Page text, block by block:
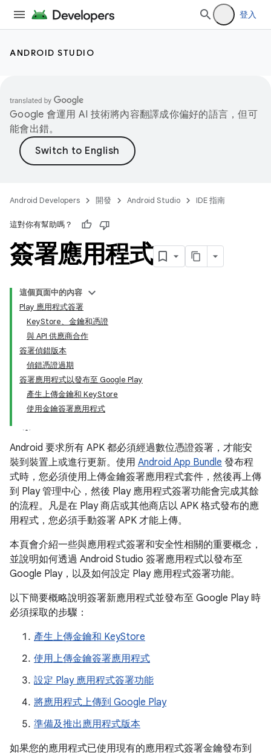
登入
ANDROID STUDIO
Google 會運用 AI 技術將內容翻譯成你偏好的語言，但可
能會出錯。
Android Developers 開發 Android Studio IDE 指南
這對你有幫助嗎？
簽署應用程式
這個頁面中的內容
Play 應用程式簽署
KeyStore、金鑰和憑證
與 API 供應商合作
簽署偵錯版本
偵錯憑證過期
簽署應用程式以發布至 Google Play
產生上傳金鑰和 KeyStore
使用金鑰簽署應用程式
Android 要求所有 APK 都必須經過數位憑證簽署，才能安
裝到裝置上或進行更新。使用 Android App Bundle 發布程
式時，您必須使用上傳金鑰簽署應用程式套件，然後再上傳
到 Play 管理中心，然後 Play 應用程式簽署功能會完成其餘
的流程。凡是在 Play 商店或其他商店以 APK 格式發布的應
用程式，您必須手動簽署 APK 才能上傳。
本頁會介紹一些與應用程式簽署和安全性相關的重要概念，
並說明如何透過 Android Studio 簽署應用程式以發布至
Google Play，以及如何設定 Play 應用程式簽署功能。
以下簡要概略說明簽署新應用程式並發布至 Google Play 時
必須採取的步驟：
產生上傳金鑰和 KeyStore
使用上傳金鑰簽署應用程式
設定 Play 應用程式簽署功能
將應用程式上傳到 Google Play
準備及推出應用程式版本
如果您的應用程式已使用現有的應用程式簽署金鑰發布到